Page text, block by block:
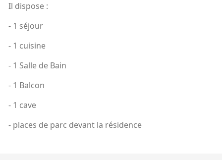
Il dispose :
- 1 séjour
- 1 cuisine
- 1 Salle de Bain
- 1 Balcon
- 1 cave
- places de parc devant la résidence